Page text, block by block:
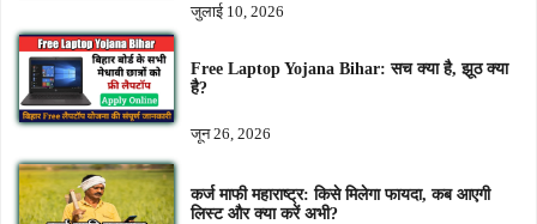
जुलाई 10, 2026
Free Laptop Yojana Bihar: सच क्या है, झूठ क्या
है?
जून 26, 2026
कर्ज माफी महाराष्ट्र: किसे मिलेगा फायदा, कब आएगी
लिस्ट और क्या करें अभी?